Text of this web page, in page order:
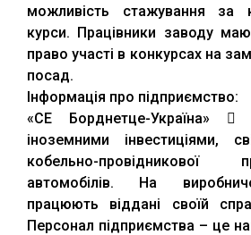
можливість стажування за
курси. Працівники заводу
право участі в конкурсах на
посад.
Інформація про підприємство:
«СЕ Борднетце-Україна» 
іноземними інвестиціями,
кобельно-провідникової
автомобілів. На
працюють віддані своїй
Персонал підприємства – це